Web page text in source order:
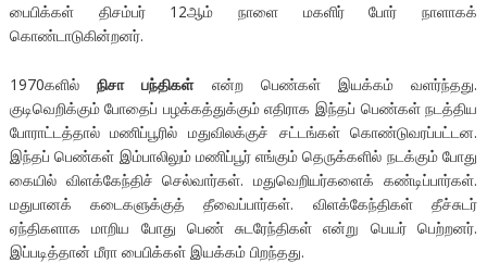
பைபிக்கள் திசம்பர் 12ஆம் நாளை மகளிர் போர் நாளாகக்
கொண்டாடுகின்றனர்.
1970களில்நிசா பந்திகள்என்ற பெண்கள் இயக்கம் வளர்ந்தது.
குடிவெறிக்கும் போதைப் பழக்கத்துக்கும் எதிராக இந்தப் பெண்கள் நடத்திய
போராட்டத்தால் மணிப்பூரில் மதுவிலக்குச் சட்டங்கள் கொண்டுவரப்பட்டன.
இந்தப் பெண்கள் இம்பாலிலும் மணிப்பூர் எங்கும் தெருக்களில் நடக்கும் போது
கையில் விளக்கேந்திச் செல்வார்கள். மதுவெறியர்களைக் கண்டிப்பார்கள்.
மதுபானக் கடைகளுக்குத் தீவைப்பார்கள். விளக்கேந்திகள் தீச்சுடர்
ஏந்திகளாக மாறிய போது பெண் சுடரேந்திகள் என்று பெயர் பெற்றனர்.
இப்படித்தான் மீரா பைபிக்கள் இயக்கம் பிறந்தது.